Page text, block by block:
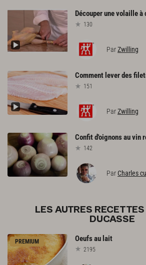
Découperunevolailleà
130
ParZwilling
Comment leverdes
151
ParZwilling
Confitd'oignonsauvin
142
Par Charles
LES AUTRES
DUCASSE
PREMIUM Oeufsau lait
2195